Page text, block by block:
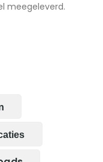
meegeleverd.